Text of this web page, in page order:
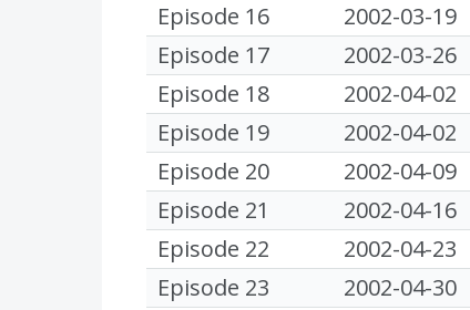
Episode 16
2002-03-19
Episode 17
2002-03-26
Episode 18
2002-04-02
Episode 19
2002-04-02
Episode 20
2002-04-09
Episode 21
2002-04-16
Episode 22
2002-04-23
Episode 23
2002-04-30